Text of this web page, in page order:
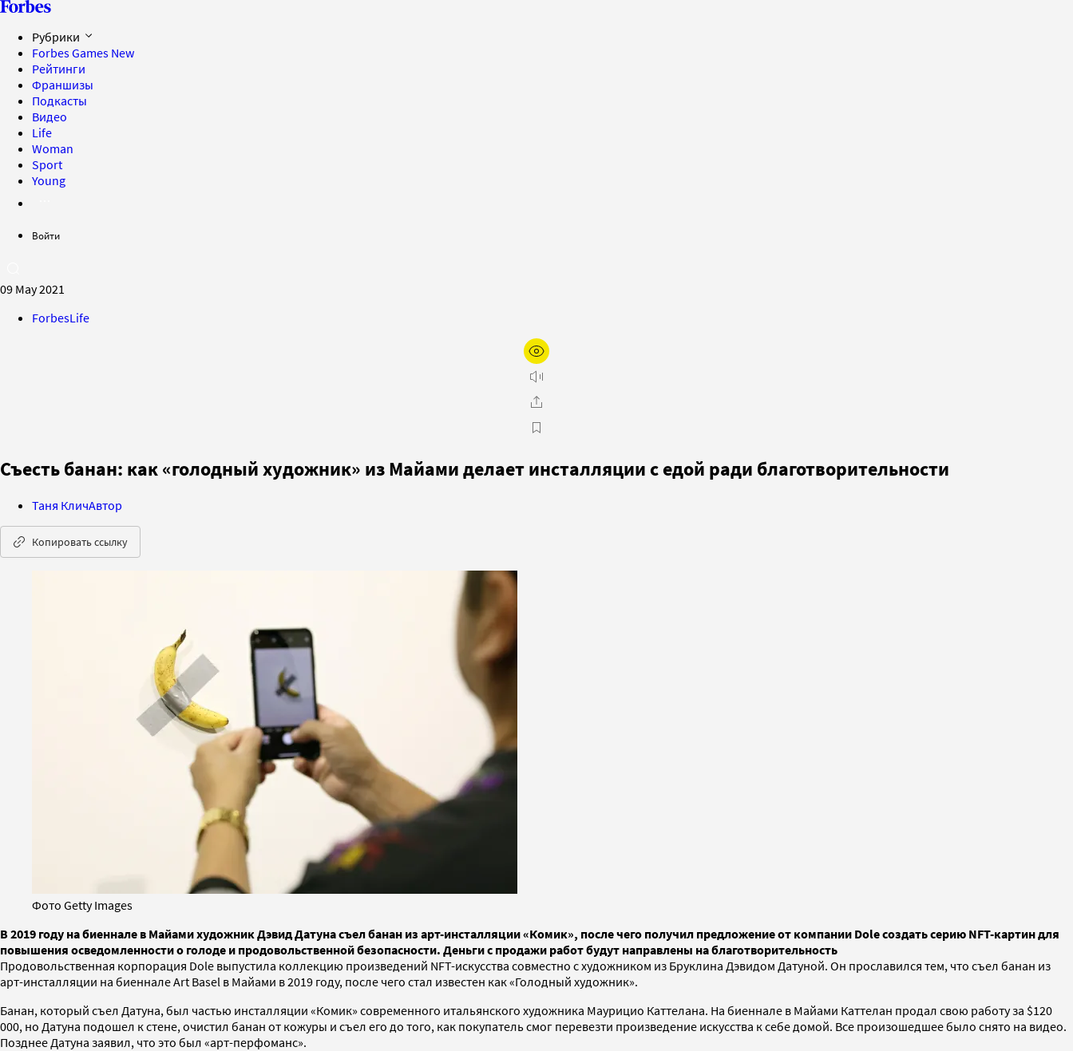
Рубрики
Forbes Games New
Рейтинги
Франшизы
Подкасты
Видео
Life
Woman
Sport
Young
Войти
09 May 2021
ForbesLife
Съесть банан: как «голодный художник» из Майами делает инсталляции с едой ради благотворительности
Таня КличАвтор
Копировать ссылку
Фото Getty Images
В 2019 году на биеннале в Майами художник Дэвид Датуна съел банан из арт-инсталляции «Комик», после чего получил предложение от компании Dole создать серию NFT-картин для
повышения осведомленности о голоде и продовольственной безопасности. Деньги с продажи работ будут направлены на благотворительность
Продовольственная корпорация Dole выпустила коллекцию произведений NFT-искусства совместно с художником из Бруклина Дэвидом Датуной. Он прославился тем, что съел банан из
арт-инсталляции на биеннале Art Basel в Майами в 2019 году, после чего стал известен как «Голодный художник».
Банан, который съел Датуна, был частью инсталляции «Комик» современного итальянского художника Маурицио Каттелана. На биеннале в Майами Каттелан продал свою работу за $120
000, но Датуна подошел к стене, очистил банан от кожуры и съел его до того, как покупатель смог перевезти произведение искусства к себе домой. Все произошедшее было снято на видео.
Позднее Датуна заявил, что это был «арт-перфоманс».